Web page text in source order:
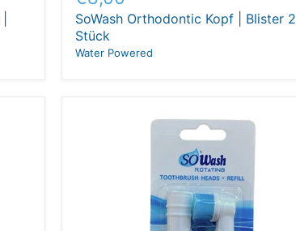
Preis
SoWash Orthodontic Kopf | Blister 2
Stück
Water Powered